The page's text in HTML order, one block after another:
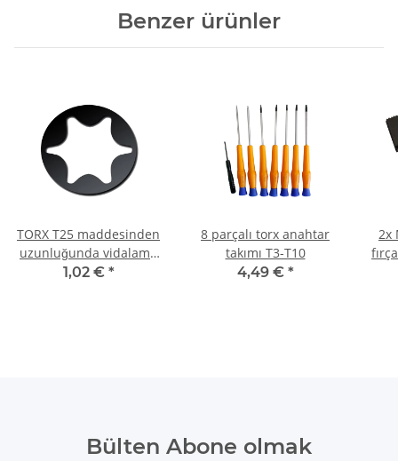
Benzer ürünler
TORX T25 maddesinden
uzunluğunda vidalama
ucu 25 mm
1,02 € *
8 parçalı torx anahtar
takımı T3-T10
4,49 € *
2x
Bülten Abone olmak